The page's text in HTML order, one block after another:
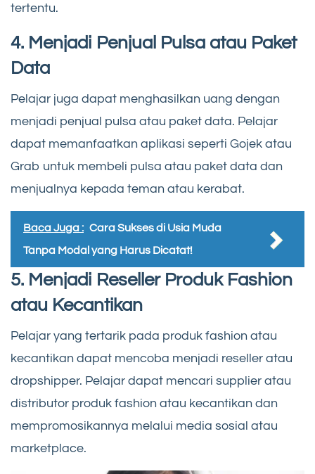
tertentu.
4. Menjadi Penjual Pulsa atau Paket
Data
Pelajar juga dapat menghasilkan uang dengan
menjadi penjual pulsa atau paket data. Pelajar
dapat memanfaatkan aplikasi seperti Gojek atau
Grab untuk membeli pulsa atau paket data dan
menjualnya kepada teman atau kerabat.
Baca Juga : Cara Sukses di Usia Muda
Tanpa Modal yang Harus Dicatat!
5. Menjadi Reseller Produk Fashion
atau Kecantikan
Pelajar yang tertarik pada produk fashion atau
kecantikan dapat mencoba menjadi reseller atau
dropshipper. Pelajar dapat mencari supplier atau
distributor produk fashion atau kecantikan dan
mempromosikannya melalui media sosial atau
marketplace.